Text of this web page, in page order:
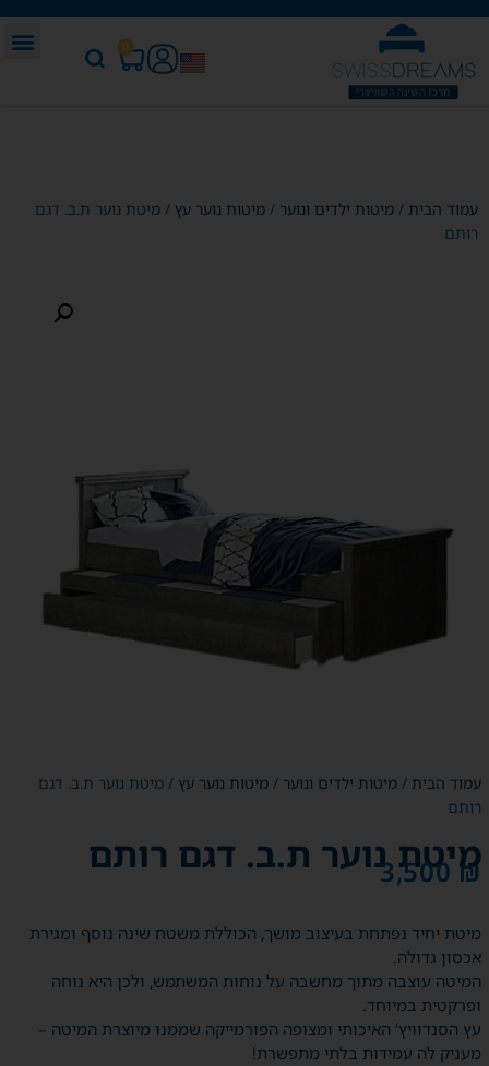
0
עמוד הבית / מיטות ילדים ונוער / מיטות נוער עץ / מיטת נוער ת.ב. דגם
רותם
עמוד הבית / מיטות ילדים ונוער / מיטות נוער עץ / מיטת נוער ת.ב. דגם
רותם
מיטת נוער ת.ב. דגם רותם
3,500 ₪
מיטת יחיד נפתחת בעיצוב מושך, הכוללת משטח שינה נוסף ומגירת
אכסון גדולה.
המיטה עוצבה מתוך מחשבה על נוחות המשתמש, ולכן היא נוחה
ופרקטית במיוחד.
עץ הסנדוויץ’ האיכותי ומצופה הפורמייקה שממנו מיוצרת המיטה –
מעניק לה עמידות בלתי מתפשרת!